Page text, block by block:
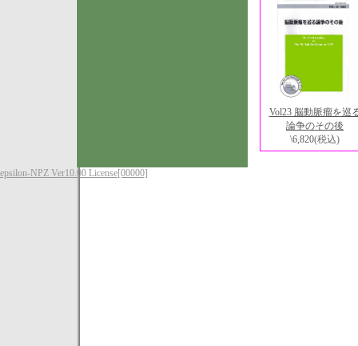
Vol23 脳動脈瘤を巡
論争のその後
\6,820(税込)
epsilon-NPZ Ver10.00 License[00000]